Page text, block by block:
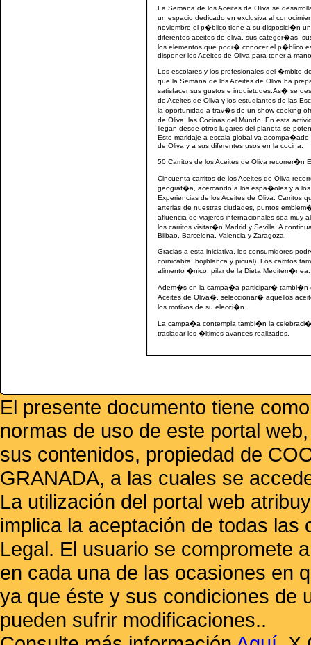
La Semana de los Aceites de Oliva se
un espacio dedicado en exclusiva al
noviembre el p�blico tiene a su disposici�n
diferentes aceites de oliva, sus categor�as,
los elementos que podr� conocer el p�blico
disponer los Aceites de Oliva para tener a
Los escolares y los profesionales del �mbito
que la Semana de los Aceites de Oliva ha
satisfacer sus gustos e inquietudes.As� se
de Aceites de Oliva y los estudiantes de las
la oportunidad a trav�s de un show cooking
de Oliva, las Cocinas del Mundo. En esta
llegan desde otros lugares del planeta se
Este maridaje a escala global va
de Oliva y a sus diferentes usos en la cocina.
50 Carritos de los Aceites de Oliva recorrer�n
Cincuenta carritos de los Aceites de Oliva
geograf�a, acercando a los espa�oles y a
Experiencias de los Aceites de Oliva. Carritos
arterias de nuestras ciudades, puntos
afluencia de viajeros internacionales sea muy
los carritos visitar�n Madrid y Sevilla. A
Bilbao, Barcelona, Valencia y Zaragoza.
Gracias a esta iniciativa, los consumidores
cornicabra, hojiblanca y picual). Los carritos
alimento �nico, pilar de la Dieta Mediterr�nea.
Adem�s en la campa�a participar� tambi�n
Aceites de Oliva�, seleccionar� aquellos
los motivos de su elecci�n.
La campa�a contempla tambi�n la
trasladar los �ltimos avances realizados.
El presente documento tiene
normas de uso de este portal
sus contenidos, propiedad de
GRANADA, a las cuales se
La utilización del portal web
implica la aceptación de todas
Legal. El usuario se compromete
en cada una de las ocasiones en
ya que éste y sus condiciones de
pueden sufrir modificaciones..